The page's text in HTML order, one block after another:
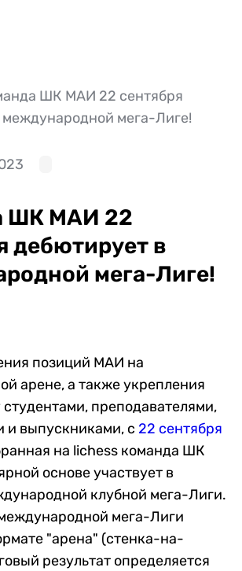
ШК МАИ 22 сентября
мега-Лиге!
ШК МАИ 22
дебютирует в
мега-Лиге!
позиций МАИ на
арене, а также укрепления
преподавателями,
и выпускниками, с 22 сентября
на lichess команда ШК
основе участвует в
клубной мега-Лиги.
мега-Лиги
"арена" (стенка-на-
результат определяется